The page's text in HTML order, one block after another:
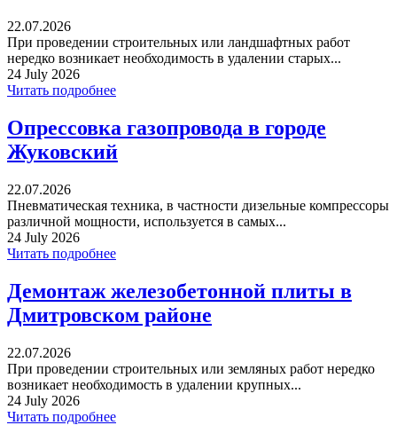
22.07.2026
При проведении строительных или ландшафтных работ
нередко возникает необходимость в удалении старых...
24 July 2026
Читать подробнее
Опрессовка газопровода в городе
Жуковский
22.07.2026
Пневматическая техника, в частности дизельные компрессоры
различной мощности, используется в самых...
24 July 2026
Читать подробнее
Демонтаж железобетонной плиты в
Дмитровском районе
22.07.2026
При проведении строительных или земляных работ нередко
возникает необходимость в удалении крупных...
24 July 2026
Читать подробнее